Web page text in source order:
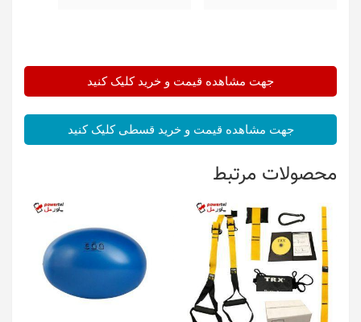
جهت مشاهده قیمت و خرید کلیک کنید
جهت مشاهده قیمت و خرید قسطی کلیک کنید
محصولات مرتبط